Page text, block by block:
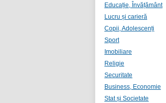
Educație, Învățământ
Lucru și carieră
Copii, Adolescenți
Sport
Imobiliare
Religie
Securitate
Business, Economie
Stat și Societate